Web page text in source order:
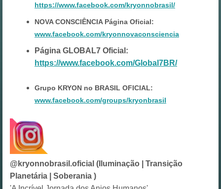
https://www.facebook.com/kryonnobrasil/
NOVA CONSCIÊNCIA Página Oficial:
www.facebook.com/kryonnovaconsciencia
Página GLOBAL7 Oficial:
https://www.facebook.com/Global7BR/
Grupo KRYON no BRASIL OFICIAL:
www.facebook.com/groups/kryonbrasil
@kryonnobrasil.oficial (Iluminação | Transição
Planetária | Soberania )